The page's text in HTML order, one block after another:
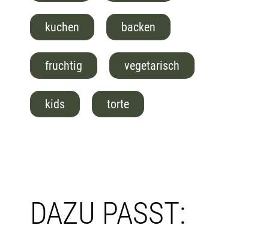
kuchen backen
fruchtig vegetarisch
kids torte
DAZU PASST: